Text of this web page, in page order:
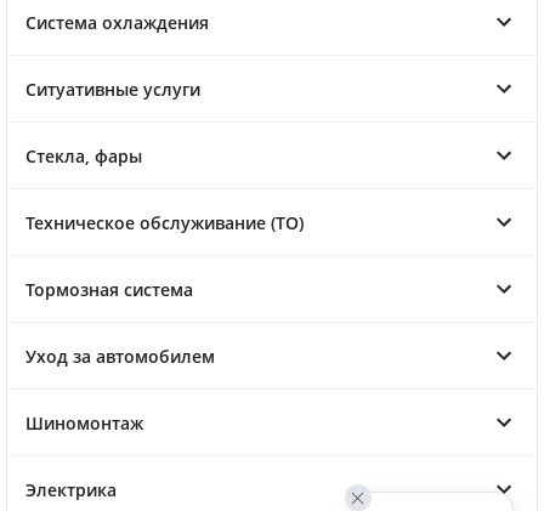
Система охлаждения
Ситуативные услуги
Стекла, фары
Техническое обслуживание (ТО)
Тормозная система
Уход за автомобилем
Шиномонтаж
Электрика